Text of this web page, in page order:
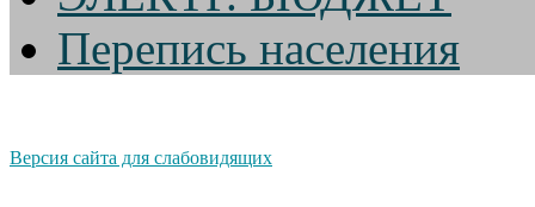
Перепись населения
Версия сайта для слабовидящих